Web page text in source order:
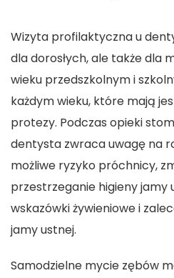
Wizyta profilaktyczna u
dla dorosłych, ale także dla
wieku przedszkolnym i
każdym wieku, które mają
protezy. Podczas opieki
dentysta zwraca uwagę na
możliwe ryzyko próchnicy,
przestrzeganie higieny jamy
wskazówki żywieniowe i
jamy ustnej.
Samodzielne mycie zębów